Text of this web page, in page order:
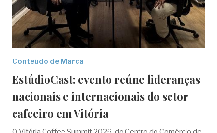
Conteúdo de Marca
EstúdioCast: evento reúne lideranças
nacionais e internacionais do setor
cafeeiro em Vitória